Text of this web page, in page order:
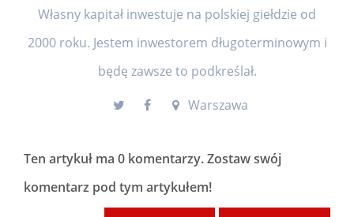
Własny kapitał inwestuje na polskiej giełdzie od
2000 roku. Jestem inwestorem długoterminowym i
będę zawsze to podkreślał.
Warszawa
Ten artykuł ma 0 komentarzy. Zostaw swój
komentarz pod tym artykułem!